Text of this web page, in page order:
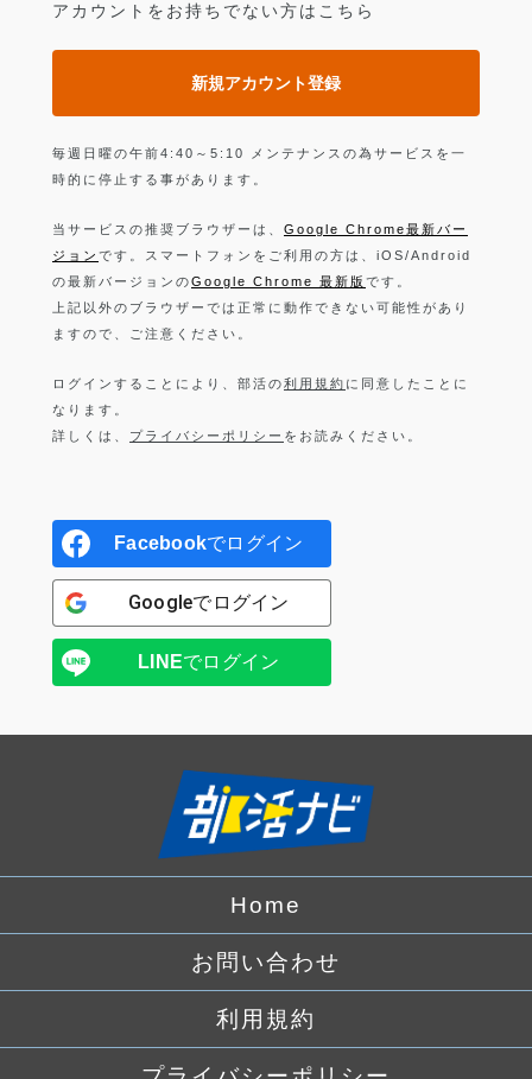
アカウントをお持ちでない方はこちら
新規アカウント登録
毎週日曜の午前4:40～5:10 メンテナンスの為サービスを一
時的に停止する事があります。
当サービスの推奨ブラウザーは、 Google Chrome最新バー
ジョン です。スマートフォンをご利用の方は、iOS/Android
の最新バージョンのGoogle Chrome 最新版 です。
上記以外のブラウザーでは正常に動作できない可能性があり
ますので、ご注意ください。
ログインすることにより、部活の利用規約 に同意したことに
なります。
詳しくは、 プライバシーポリシー をお読みください。
Facebookでログイン
Googleでログイン
LINEでログイン
Home
お問い合わせ
利用規約